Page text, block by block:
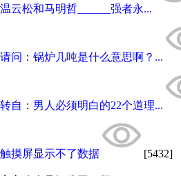
温云松和马明哲______强者永...
请问：锅炉几吨是什么意思啊？...
转自：男人必须明白的22个道理...
触摸屏显示不了数据 [5432]